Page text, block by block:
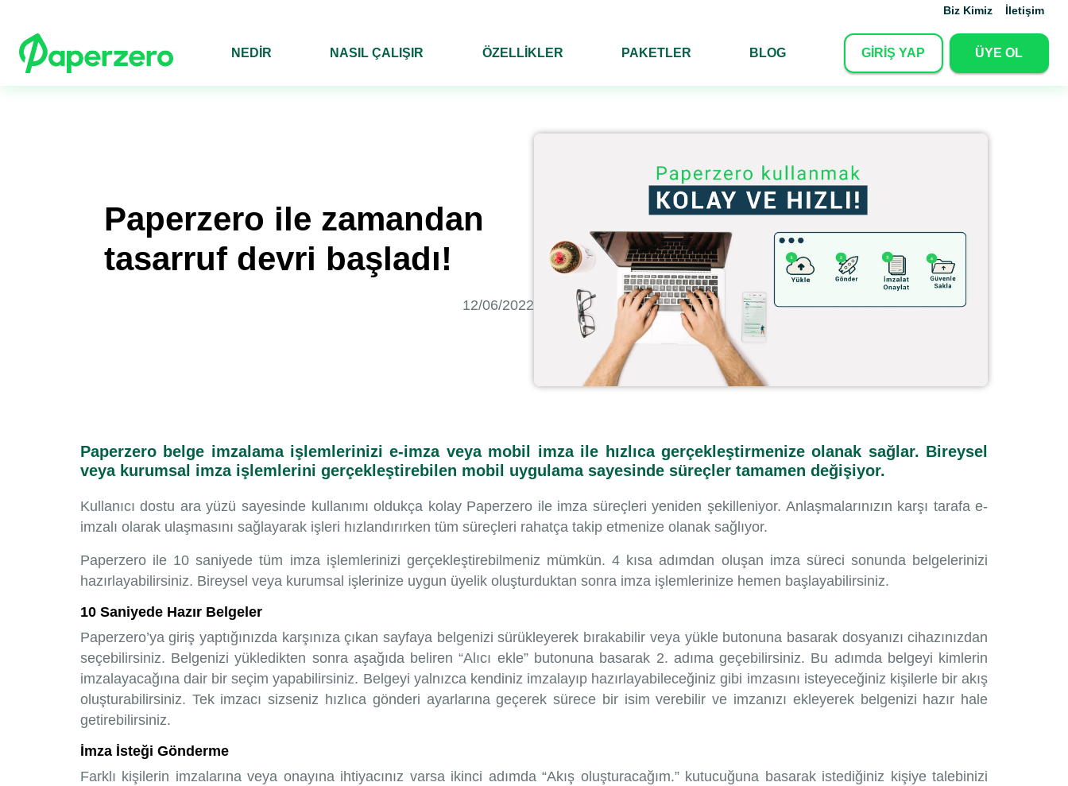
Biz Kimiz İletişim
NEDİR NASIL ÇALIŞIR ÖZELLİKLER PAKETLER BLOG GİRİŞ YAP ÜYE OL
Paperzero ile zamandan
tasarruf devri başladı!
12/06/2022
Paperzero belge imzalama işlemlerinizi e-imza veya mobil imza ile hızlıca gerçekleştirmenize olanak sağlar. Bireysel
veya kurumsal imza işlemlerini gerçekleştirebilen mobil uygulama sayesinde süreçler tamamen değişiyor.
Kullanıcı dostu ara yüzü sayesinde kullanımı oldukça kolay Paperzero ile imza süreçleri yeniden şekilleniyor. Anlaşmalarınızın karşı tarafa e-
imzalı olarak ulaşmasını sağlayarak işleri hızlandırırken tüm süreçleri rahatça takip etmenize olanak sağlıyor.
Paperzero ile 10 saniyede tüm imza işlemlerinizi gerçekleştirebilmeniz mümkün. 4 kısa adımdan oluşan imza süreci sonunda belgelerinizi
hazırlayabilirsiniz. Bireysel veya kurumsal işlerinize uygun üyelik oluşturduktan sonra imza işlemlerinize hemen başlayabilirsiniz.
10 Saniyede Hazır Belgeler
Paperzero’ya giriş yaptığınızda karşınıza çıkan sayfaya belgenizi sürükleyerek bırakabilir veya yükle butonuna basarak dosyanızı cihazınızdan
seçebilirsiniz. Belgenizi yükledikten sonra aşağıda beliren “Alıcı ekle” butonuna basarak 2. adıma geçebilirsiniz. Bu adımda belgeyi kimlerin
imzalayacağına dair bir seçim yapabilirsiniz. Belgeyi yalnızca kendiniz imzalayıp hazırlayabileceğiniz gibi imzasını isteyeceğiniz kişilerle bir akış
oluşturabilirsiniz. Tek imzacı sizseniz hızlıca gönderi ayarlarına geçerek sürece bir isim verebilir ve imzanızı ekleyerek belgenizi hazır hale
getirebilirsiniz.
İmza İsteği Gönderme
Farklı kişilerin imzalarına veya onayına ihtiyacınız varsa ikinci adımda “Akış oluşturacağım.” kutucuğuna basarak istediğiniz kişiye talebinizi